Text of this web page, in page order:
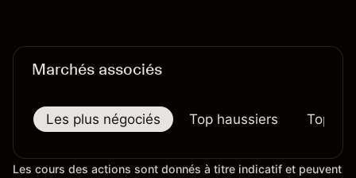
Marchés associés
Les plus négociés Top haussiers Top
Les cours des actions sont donnés à titre indicatif et peuvent